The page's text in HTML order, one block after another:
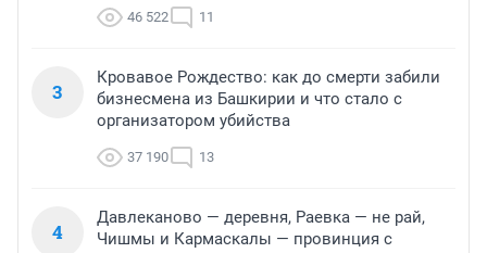
46 522 11
3
Кровавое Рождество: как до смерти забили
бизнесмена из Башкирии и что стало с
организатором убийства
37 190 13
4
Давлеканово — деревня, Раевка — не рай,
Чишмы и Кармаскалы — провинция с